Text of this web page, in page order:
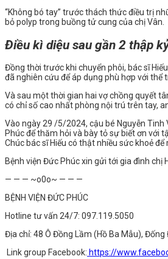
“Không bó tay” trước thách thức điều trị
bỏ polyp trong buồng tử cung của chị Vân.
Điều kì diệu sau gần 2 thập
Đồng thời trước khi chuyển phôi, bác sĩ
đã nghiên cứu để áp dụng phù hợp với thể
Và sau một thời gian hai vợ chồng quyết
có chỉ số cao nhất phòng nội trú trên tay,
Vào ngày 29 /5/2024, cậu bé Nguyễn
Phúc để thăm hỏi và bày tỏ sự biết ơn với
Chúc bác sĩ Hiếu có thật nhiều sức khoẻ
Bệnh viện Đức Phúc xin gửi tới gia đình chị
— — — ~o0o~ — — —
BỆNH VIỆN ĐỨC PHÚC
Hotline tư vấn 24/7: 097.119.5050
Địa chỉ: 48 Ô Đồng Lầm (Hồ Ba Mẫu), Đống
Link group Facebook: https://